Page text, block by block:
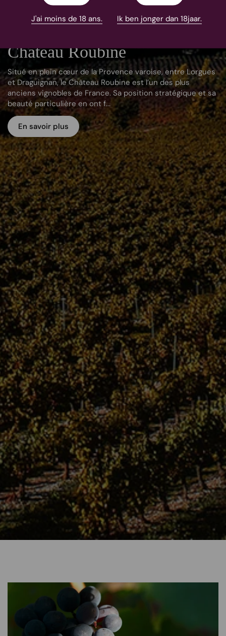
J'ai moins de 18 ans. Ik ben jonger dan 18jaar.
Château Roubine
Situé en plein cœur de la Provence varoise, entre Lorgues
et Draguignan, le Château Roubine est l’un des plus
anciens vignobles de France. Sa position stratégique et sa
beauté particulière en ont f...
En savoir plus